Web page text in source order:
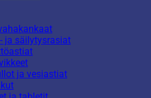
ja säilytysrasiat
ja vesiastiat